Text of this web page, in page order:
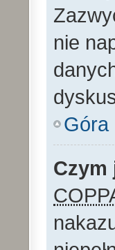
nie
Góra
Czym